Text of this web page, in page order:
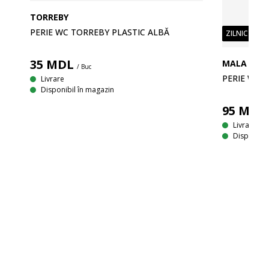
TORREBY
PERIE WC TORREBY PLASTIC ALBĂ
35 MDL / Buc
Livrare
Disponibil în magazin
ZILNIC PREȚ
MALA
PERIE WC
95 MDL
Livrare
Disponibil